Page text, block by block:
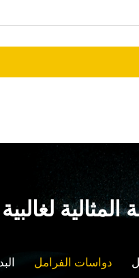
المثالية
دواسات الفرامل